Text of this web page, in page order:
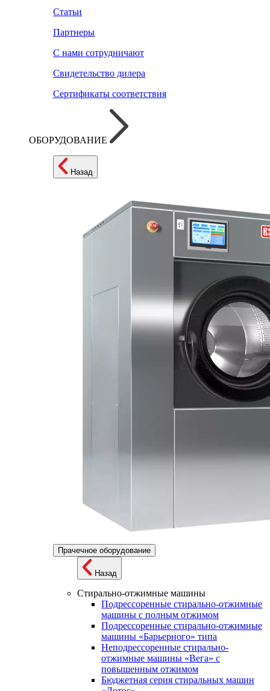
Статьи
Партнеры
С нами сотрудничают
Свидетельство дилера
Сертификаты соответствия
ОБОРУДОВАНИЕ
Назад
Прачечное оборудование
Назад
Стирально-отжимные машины
Подрессоренные стирально-отжимные
машины с полным отжимом
Подрессоренные стирально-отжимные
машины «Барьерного» типа
Неподрессоренные стирально-
отжимные машины «Вега» с
повышенным отжимом
Бюджетная серия стиральных машин